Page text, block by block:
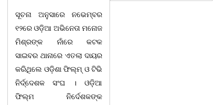
ସୂଚନା ଅନୁସାରେ ନଭେମ୍ବର
୧୨ରେ ଓଡ଼ିଆ ଅଭିନେତା ମନୋଜ
ମିଶ୍ରଙ୍କ ନାଁରେ କଟକ
ସାଇବର ଥାନାରେ ଏତଲା ଦାୟର
କରିଥିଲେ ଓଡ଼ିଶା ଫିଲ୍ମ୍ ଓ ଟିଭି
ନିର୍ଦ୍ଦେଶକ ସଂଘ । ଓଡ଼ିଆ
ଫିଲ୍ମ ନିର୍ଦେଶକଙ୍କ